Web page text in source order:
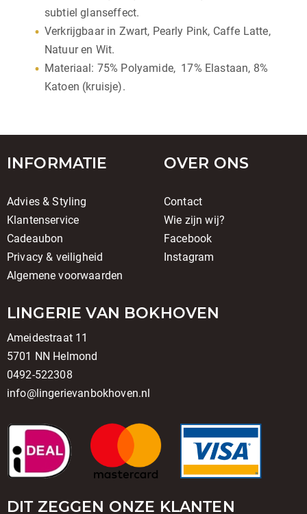
subtiel glanseffect.
Verkrijgbaar in Zwart, Pearly Pink, Caffe Latte,
Natuur en Wit.
Materiaal: 75% Polyamide, 17% Elastaan, 8%
Katoen (kruisje).
INFORMATIE
Advies & Styling
Klantenservice
Cadeaubon
Privacy & veiligheid
Algemene voorwaarden
OVER ONS
Contact
Wie zijn wij?
Facebook
Instagram
LINGERIE VAN BOKHOVEN
Ameidestraat 11
5701 NN Helmond
0492-522308
info@lingerievanbokhoven.nl
DIT ZEGGEN ONZE KLANTEN